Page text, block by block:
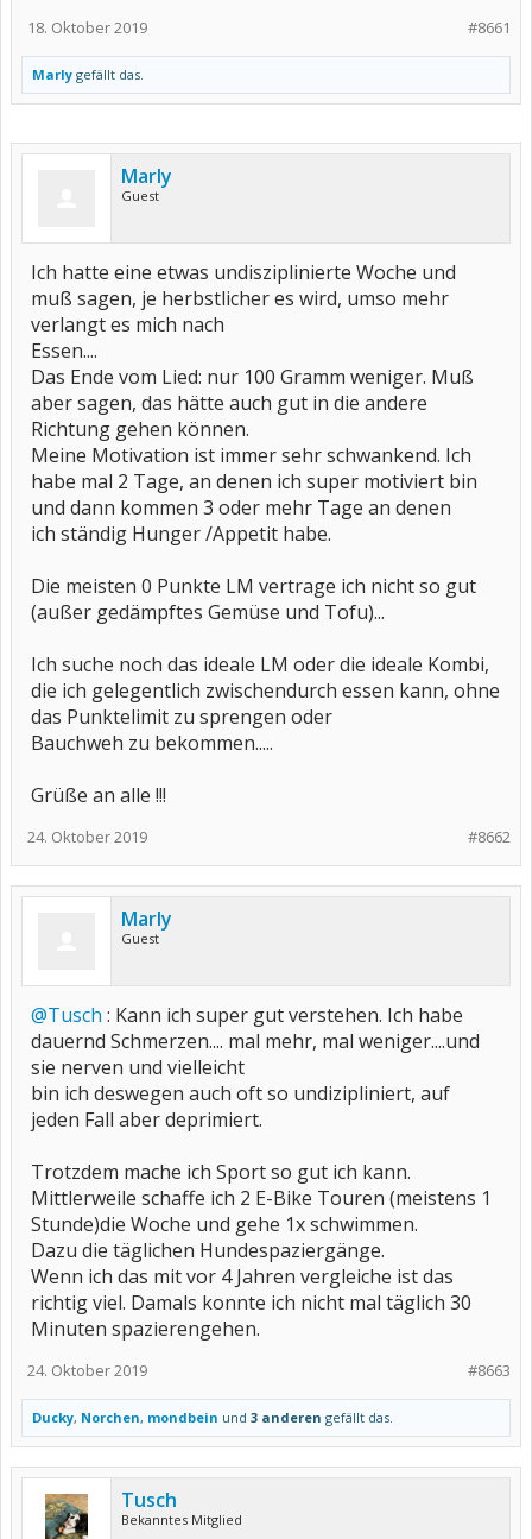
#8661
18. Oktober 2019
Marly gefällt das.
Marly
Guest
Ich hatte eine etwas undisziplinierte Woche und
muß sagen, je herbstlicher es wird, umso mehr
verlangt es mich nach
Essen....
Das Ende vom Lied: nur 100 Gramm weniger. Muß
aber sagen, das hätte auch gut in die andere
Richtung gehen können.
Meine Motivation ist immer sehr schwankend. Ich
habe mal 2 Tage, an denen ich super motiviert bin
und dann kommen 3 oder mehr Tage an denen
ich ständig Hunger /Appetit habe.
Die meisten 0 Punkte LM vertrage ich nicht so gut
(außer gedämpftes Gemüse und Tofu)...
Ich suche noch das ideale LM oder die ideale Kombi,
die ich gelegentlich zwischendurch essen kann, ohne
das Punktelimit zu sprengen oder
Bauchweh zu bekommen.....
Grüße an alle !!!
#8662
24. Oktober 2019
Marly
Guest
@Tusch : Kann ich super gut verstehen. Ich habe
dauernd Schmerzen.... mal mehr, mal weniger....und
sie nerven und vielleicht
bin ich deswegen auch oft so undizipliniert, auf
jeden Fall aber deprimiert.
Trotzdem mache ich Sport so gut ich kann.
Mittlerweile schaffe ich 2 E-Bike Touren (meistens 1
Stunde)die Woche und gehe 1x schwimmen.
Dazu die täglichen Hundespaziergänge.
Wenn ich das mit vor 4 Jahren vergleiche ist das
richtig viel. Damals konnte ich nicht mal täglich 30
Minuten spazierengehen.
#8663
24. Oktober 2019
Ducky, Norchen, mondbein und 3 anderen gefällt das.
Tusch
Bekanntes Mitglied